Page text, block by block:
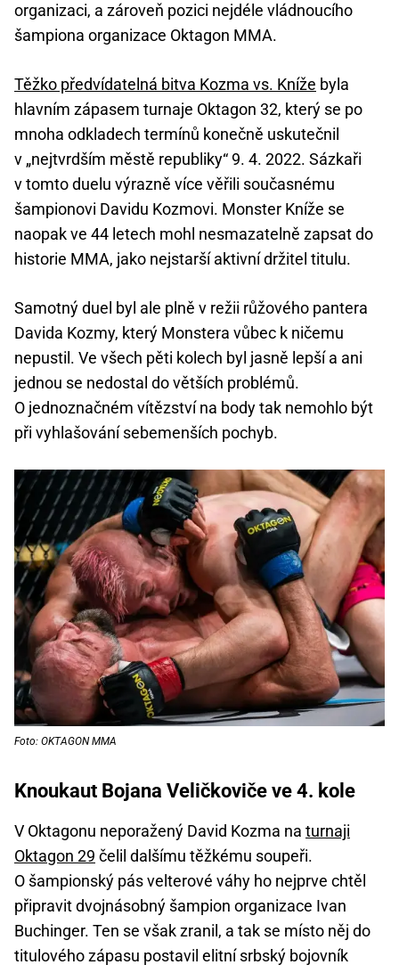
organizaci, a zároveň pozici nejdéle vládnoucího
šampiona organizace Oktagon MMA.
Těžko předvídatelná bitva Kozma vs. Kníže byla
hlavním zápasem turnaje Oktagon 32, který se po
mnoha odkladech termínů konečně uskutečnil
v „nejtvrdším městě republiky“ 9. 4. 2022. Sázkaři
v tomto duelu výrazně více věřili současnému
šampionovi Davidu Kozmovi. Monster Kníže se
naopak ve 44 letech mohl nesmazatelně zapsat do
historie MMA, jako nejstarší aktivní držitel titulu.
Samotný duel byl ale plně v režii růžového pantera
Davida Kozmy, který Monstera vůbec k ničemu
nepustil. Ve všech pěti kolech byl jasně lepší a ani
jednou se nedostal do větších problémů.
O jednoznačném vítězství na body tak nemohlo být
při vyhlašování sebemenších pochyb.
Foto: OKTAGON MMA
Knoukaut Bojana Veličkoviče ve 4. kole
V Oktagonu neporažený David Kozma na turnaji
Oktagon 29 čelil dalšímu těžkému soupeři.
O šampionský pás velterové váhy ho nejprve chtěl
připravit dvojnásobný šampion organizace Ivan
Buchinger. Ten se však zranil, a tak se místo něj do
titulového zápasu postavil elitní srbský bojovník